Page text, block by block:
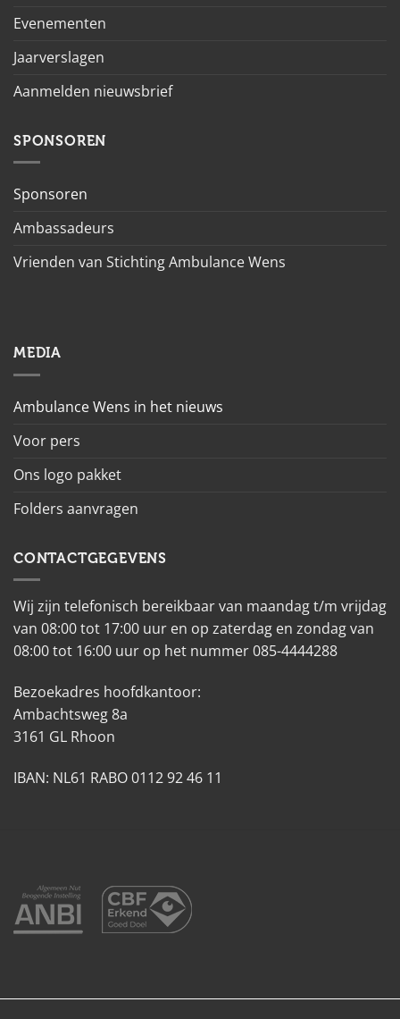
Evenementen
Jaarverslagen
Aanmelden nieuwsbrief
SPONSOREN
Sponsoren
Ambassadeurs
Vrienden van Stichting Ambulance Wens
MEDIA
Ambulance Wens in het nieuws
Voor pers
Ons logo pakket
Folders aanvragen
CONTACTGEGEVENS
Wij zijn telefonisch bereikbaar van maandag t/m vrijdag
van 08:00 tot 17:00 uur en op zaterdag en zondag van
08:00 tot 16:00 uur op het nummer 085-4444288
Bezoekadres hoofdkantoor:
Ambachtsweg 8a
3161 GL Rhoon
IBAN: NL61 RABO 0112 92 46 11